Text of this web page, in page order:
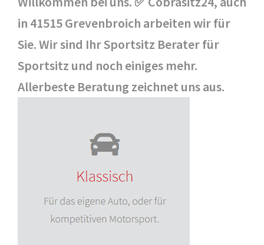
in 41515 Grevenbroich arbeiten wir für
Sie. Wir sind Ihr Sportsitz Berater für
Sportsitz und noch einiges mehr.
Allerbeste Beratung zeichnet uns aus.